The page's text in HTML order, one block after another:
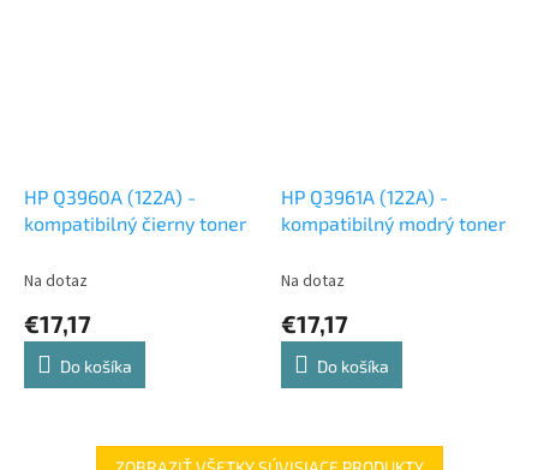
HP Q3960A (122A) -
kompatibilný čierny toner
Na dotaz
€17,17
Do košíka
HP Q3961A (122A) -
kompatibilný modrý toner
Na dotaz
€17,17
Do košíka